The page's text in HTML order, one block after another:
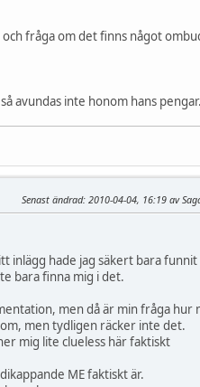
fråga om det finns något
avundas inte honom hans pengar.
Senast ändrad: 2010-04-04, 16:19 av
inlägg hade jag säkert bara funnit
bara finna mig i det.
men då är min fråga hur
men tydligen räcker inte det.
mig lite clueless här faktiskt
ME faktiskt är.